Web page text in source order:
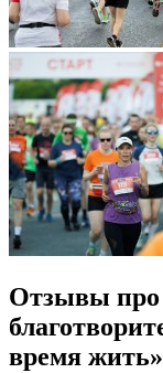
Отзывы про
время